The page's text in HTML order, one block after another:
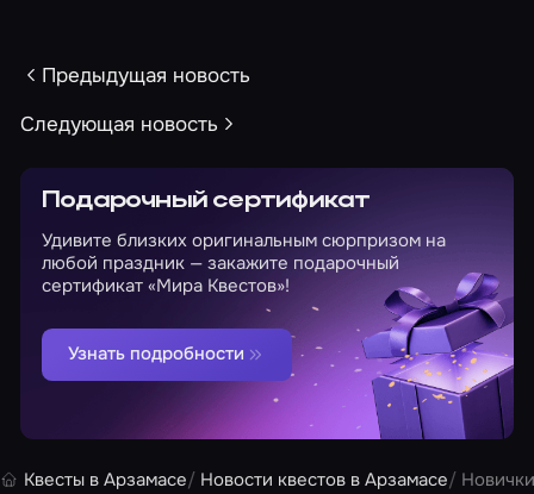
Предыдущая новость
Следующая новость
Подарочный сертификат
Удивите близких оригинальным сюрпризом на
любой праздник — закажите подарочный
сертификат «Мира Квестов»!
Узнать подробности
Квесты в Арзамасе Новости квестов в Арзамасе